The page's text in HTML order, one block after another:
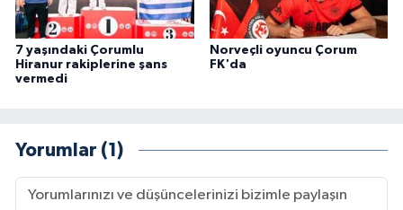
7 yaşındaki Çorumlu
Hiranur rakiplerine şans
vermedi
Norveçli oyuncu Çorum
FK'da
Yorumlar (1)